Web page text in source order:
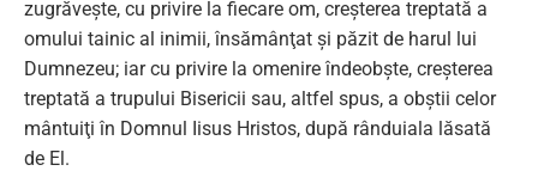
zugrăveşte, cu privire la fiecare om, creşterea treptată a
omului tainic al inimii, însămânţat şi păzit de harul lui
Dumnezeu; iar cu privire la omenire îndeobşte, creşterea
treptată a trupului Bisericii sau, altfel spus, a obştii celor
mântuiţi în Domnul Iisus Hristos, după rânduiala lăsată
de El.